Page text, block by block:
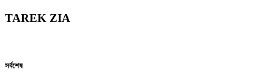
TAREK ZIA
সর্বশেষ